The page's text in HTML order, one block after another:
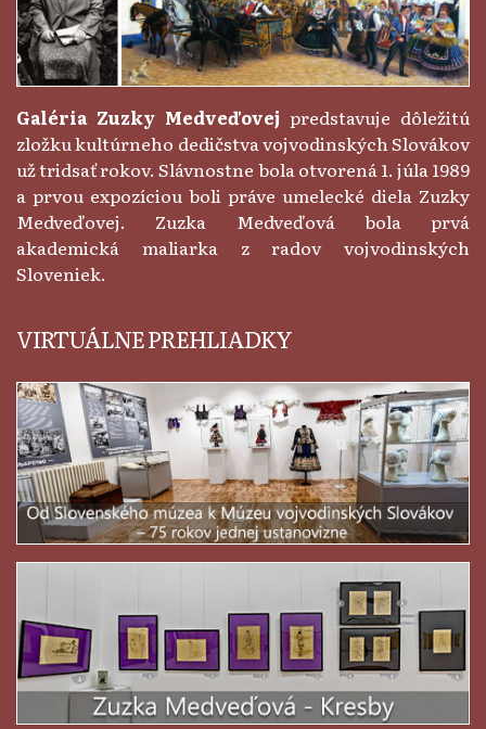
Galéria Zuzky Medveďovej predstavuje dôležitú
zložku kultúrneho dedičstva vojvodinských Slovákov
už tridsať rokov. Slávnostne bola otvorená 1. júla 1989
a prvou expozíciou boli práve umelecké diela Zuzky
Medveďovej. Zuzka Medveďová bola prvá
akademická maliarka z radov vojvodinských
Sloveniek.
VIRTUÁLNE PREHLIADKY